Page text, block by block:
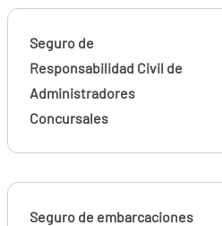
Seguro de
Responsabilidad Civil de
Administradores
Concursales
Seguro de embarcaciones